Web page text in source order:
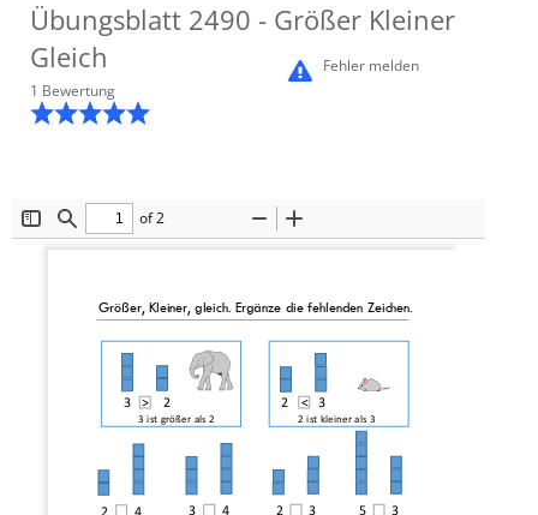
Übungsblatt 2490 - Größer Kleiner
Gleich
Fehler melden
1 Bewertung
Toggle
Sidebar
Find
of 2
Zoom
Out
In
Größer, Kleiner, gleich. Ergänze die fehlenden Zeichen.
3   >     2 2         3
3 ist größer als 2 2 ist kleiner als 3
> <
2 4 3 4 2 3 5 3